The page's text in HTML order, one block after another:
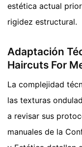
estética actual
rigidez estructural.
Adaptación
Haircuts For
La complejidad
las texturas
a revisar sus
manuales de la